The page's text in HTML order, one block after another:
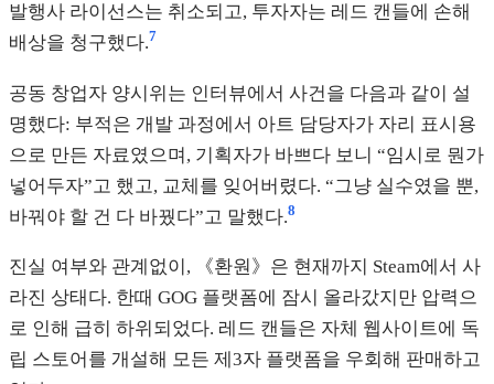
발행사 라이선스는 취소되고, 투자자는 레드 캔들에 손해
배상을 청구했다.7
공동 창업자 양시위는 인터뷰에서 사건을 다음과 같이 설
명했다: 부적은 개발 과정에서 아트 담당자가 자리 표시용
으로 만든 자료였으며, 기획자가 바쁘다 보니 “임시로 뭔가
넣어두자”고 했고, 교체를 잊어버렸다. “그냥 실수였을 뿐,
바꿔야 할 건 다 바꿨다”고 말했다.8
진실 여부와 관계없이, 《환원》은 현재까지 Steam에서 사
라진 상태다. 한때 GOG 플랫폼에 잠시 올라갔지만 압력으
로 인해 급히 하위되었다. 레드 캔들은 자체 웹사이트에 독
립 스토어를 개설해 모든 제3자 플랫폼을 우회해 판매하고